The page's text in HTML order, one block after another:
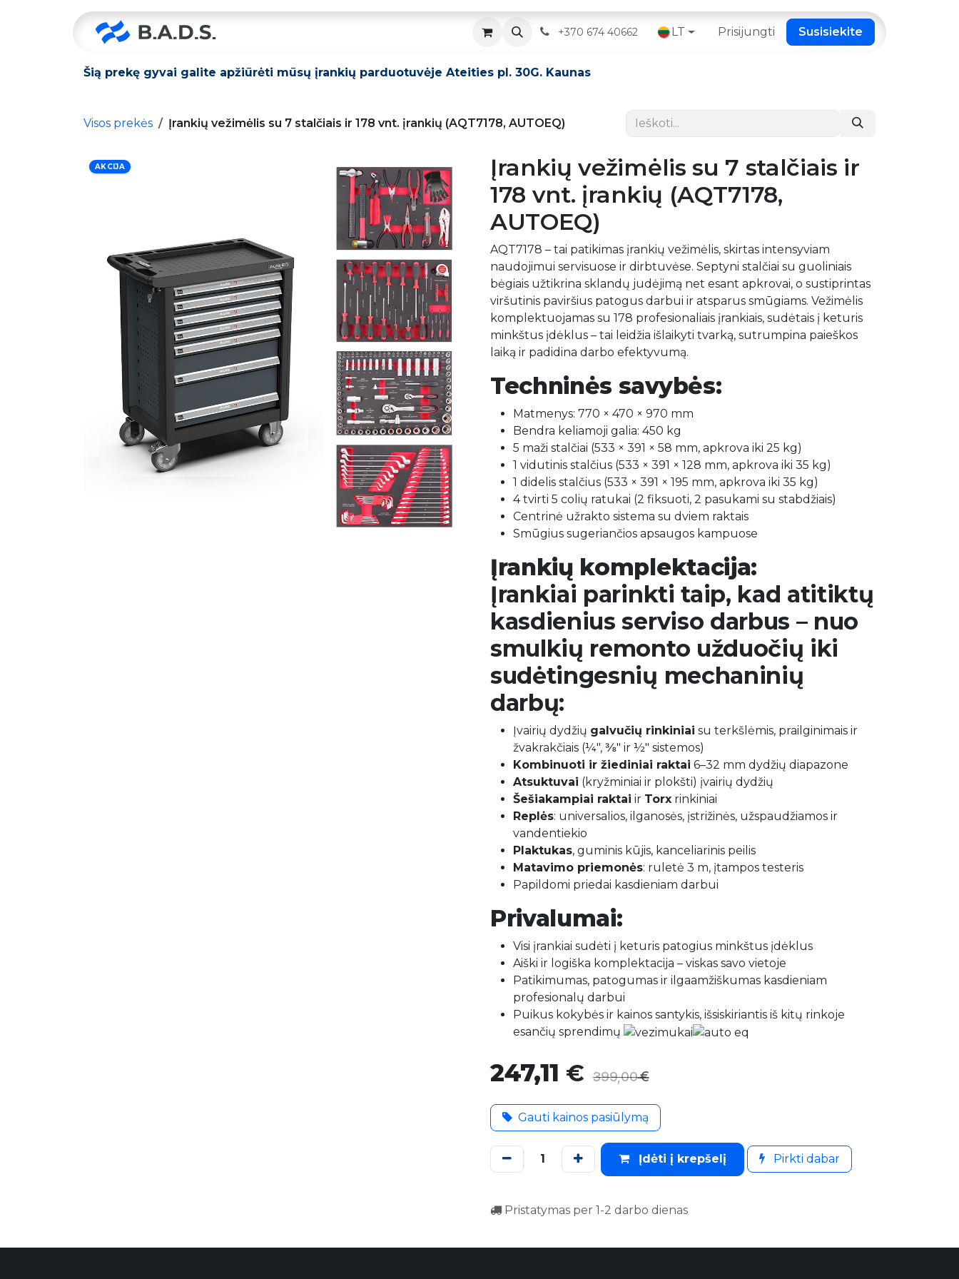
Servisas Kontaktai
+370 674 40662 LT Prisijungti Susisiekite
Šią prekę gyvai galite apžiūrėti mūsų įrankių parduotuvėje Ateities pl. 30G. Kaunas
Visos prekės Įrankių vežimėlis su 7 stalčiais ir 178 vnt. įrankių (AQT7178, AUTOEQ)
AKCIJA
Įrankių vežimėlis su 7 stalčiais ir
178 vnt. įrankių (AQT7178,
AUTOEQ)
AQT7178 – tai patikimas įrankių vežimėlis, skirtas intensyviam
naudojimui servisuose ir dirbtuvėse. Septyni stalčiai su guoliniais
bėgiais užtikrina sklandų judėjimą net esant apkrovai, o sustiprintas
viršutinis paviršius patogus darbui ir atsparus smūgiams. Vežimėlis
komplektuojamas su 178 profesionaliais įrankiais, sudėtais į keturis
minkštus įdėklus – tai leidžia išlaikyti tvarką, sutrumpina paieškos
laiką ir padidina darbo efektyvumą.
Techninės savybės:
Matmenys: 770 × 470 × 970 mm
Bendra keliamoji galia: 450 kg
5 maži stalčiai (533 × 391 × 58 mm, apkrova iki 25 kg)
1 vidutinis stalčius (533 × 391 × 128 mm, apkrova iki 35 kg)
1 didelis stalčius (533 × 391 × 195 mm, apkrova iki 35 kg)
4 tvirti 5 colių ratukai (2 fiksuoti, 2 pasukami su stabdžiais)
Centrinė užrakto sistema su dviem raktais
Smūgius sugeriančios apsaugos kampuose
Įrankių komplektacija:
Įrankiai parinkti taip, kad atitiktų
kasdienius serviso darbus – nuo
smulkių remonto užduočių iki
sudėtingesnių mechaninių
darbų:
Įvairių dydžių galvučių rinkiniai su terkšlėmis, prailginimais ir
žvakrakčiais (¼", ⅜" ir ½" sistemos)
Kombinuoti ir žiediniai raktai 6–32 mm dydžių diapazone
Atsuktuvai (kryžminiai ir plokšti) įvairių dydžių
Šešiakampiai raktai ir Torx rinkiniai
Replės: universalios, ilganosės, įstrižinės, užspaudžiamos ir
vandentiekio
Plaktukas, guminis kūjis, kanceliarinis peilis
Matavimo priemonės: ruletė 3 m, įtampos testeris
Papildomi priedai kasdieniam darbui
Privalumai:
Visi įrankiai sudėti į keturis patogius minkštus įdėklus
Aiški ir logiška komplektacija – viskas savo vietoje
Patikimumas, patogumas ir ilgaamžiškumas kasdieniam
profesionalų darbui
Puikus kokybės ir kainos santykis, išsiskiriantis iš kitų rinkoje
esančių sprendimų
247,11 € 399,00€
Gauti kainos pasiūlymą
Įdėti į krepšelį Pirkti dabar
Pristatymas per 1-2 darbo dienas